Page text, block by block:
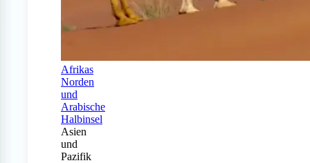
Afrikas
Norden
und
Arabische
Halbinsel
Asien
und
Pazifik